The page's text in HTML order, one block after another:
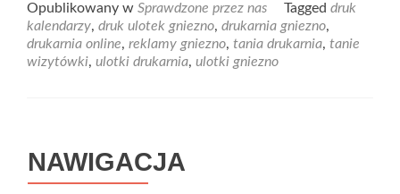
about
Tanie
wizytówki
Opublikowany w Sprawdzone przez nas Tagged druk
kalendarzy, druk ulotek gniezno, drukarnia gniezno,
drukarnia online, reklamy gniezno, tania drukarnia, tanie
wizytówki, ulotki drukarnia, ulotki gniezno
NAWIGACJA